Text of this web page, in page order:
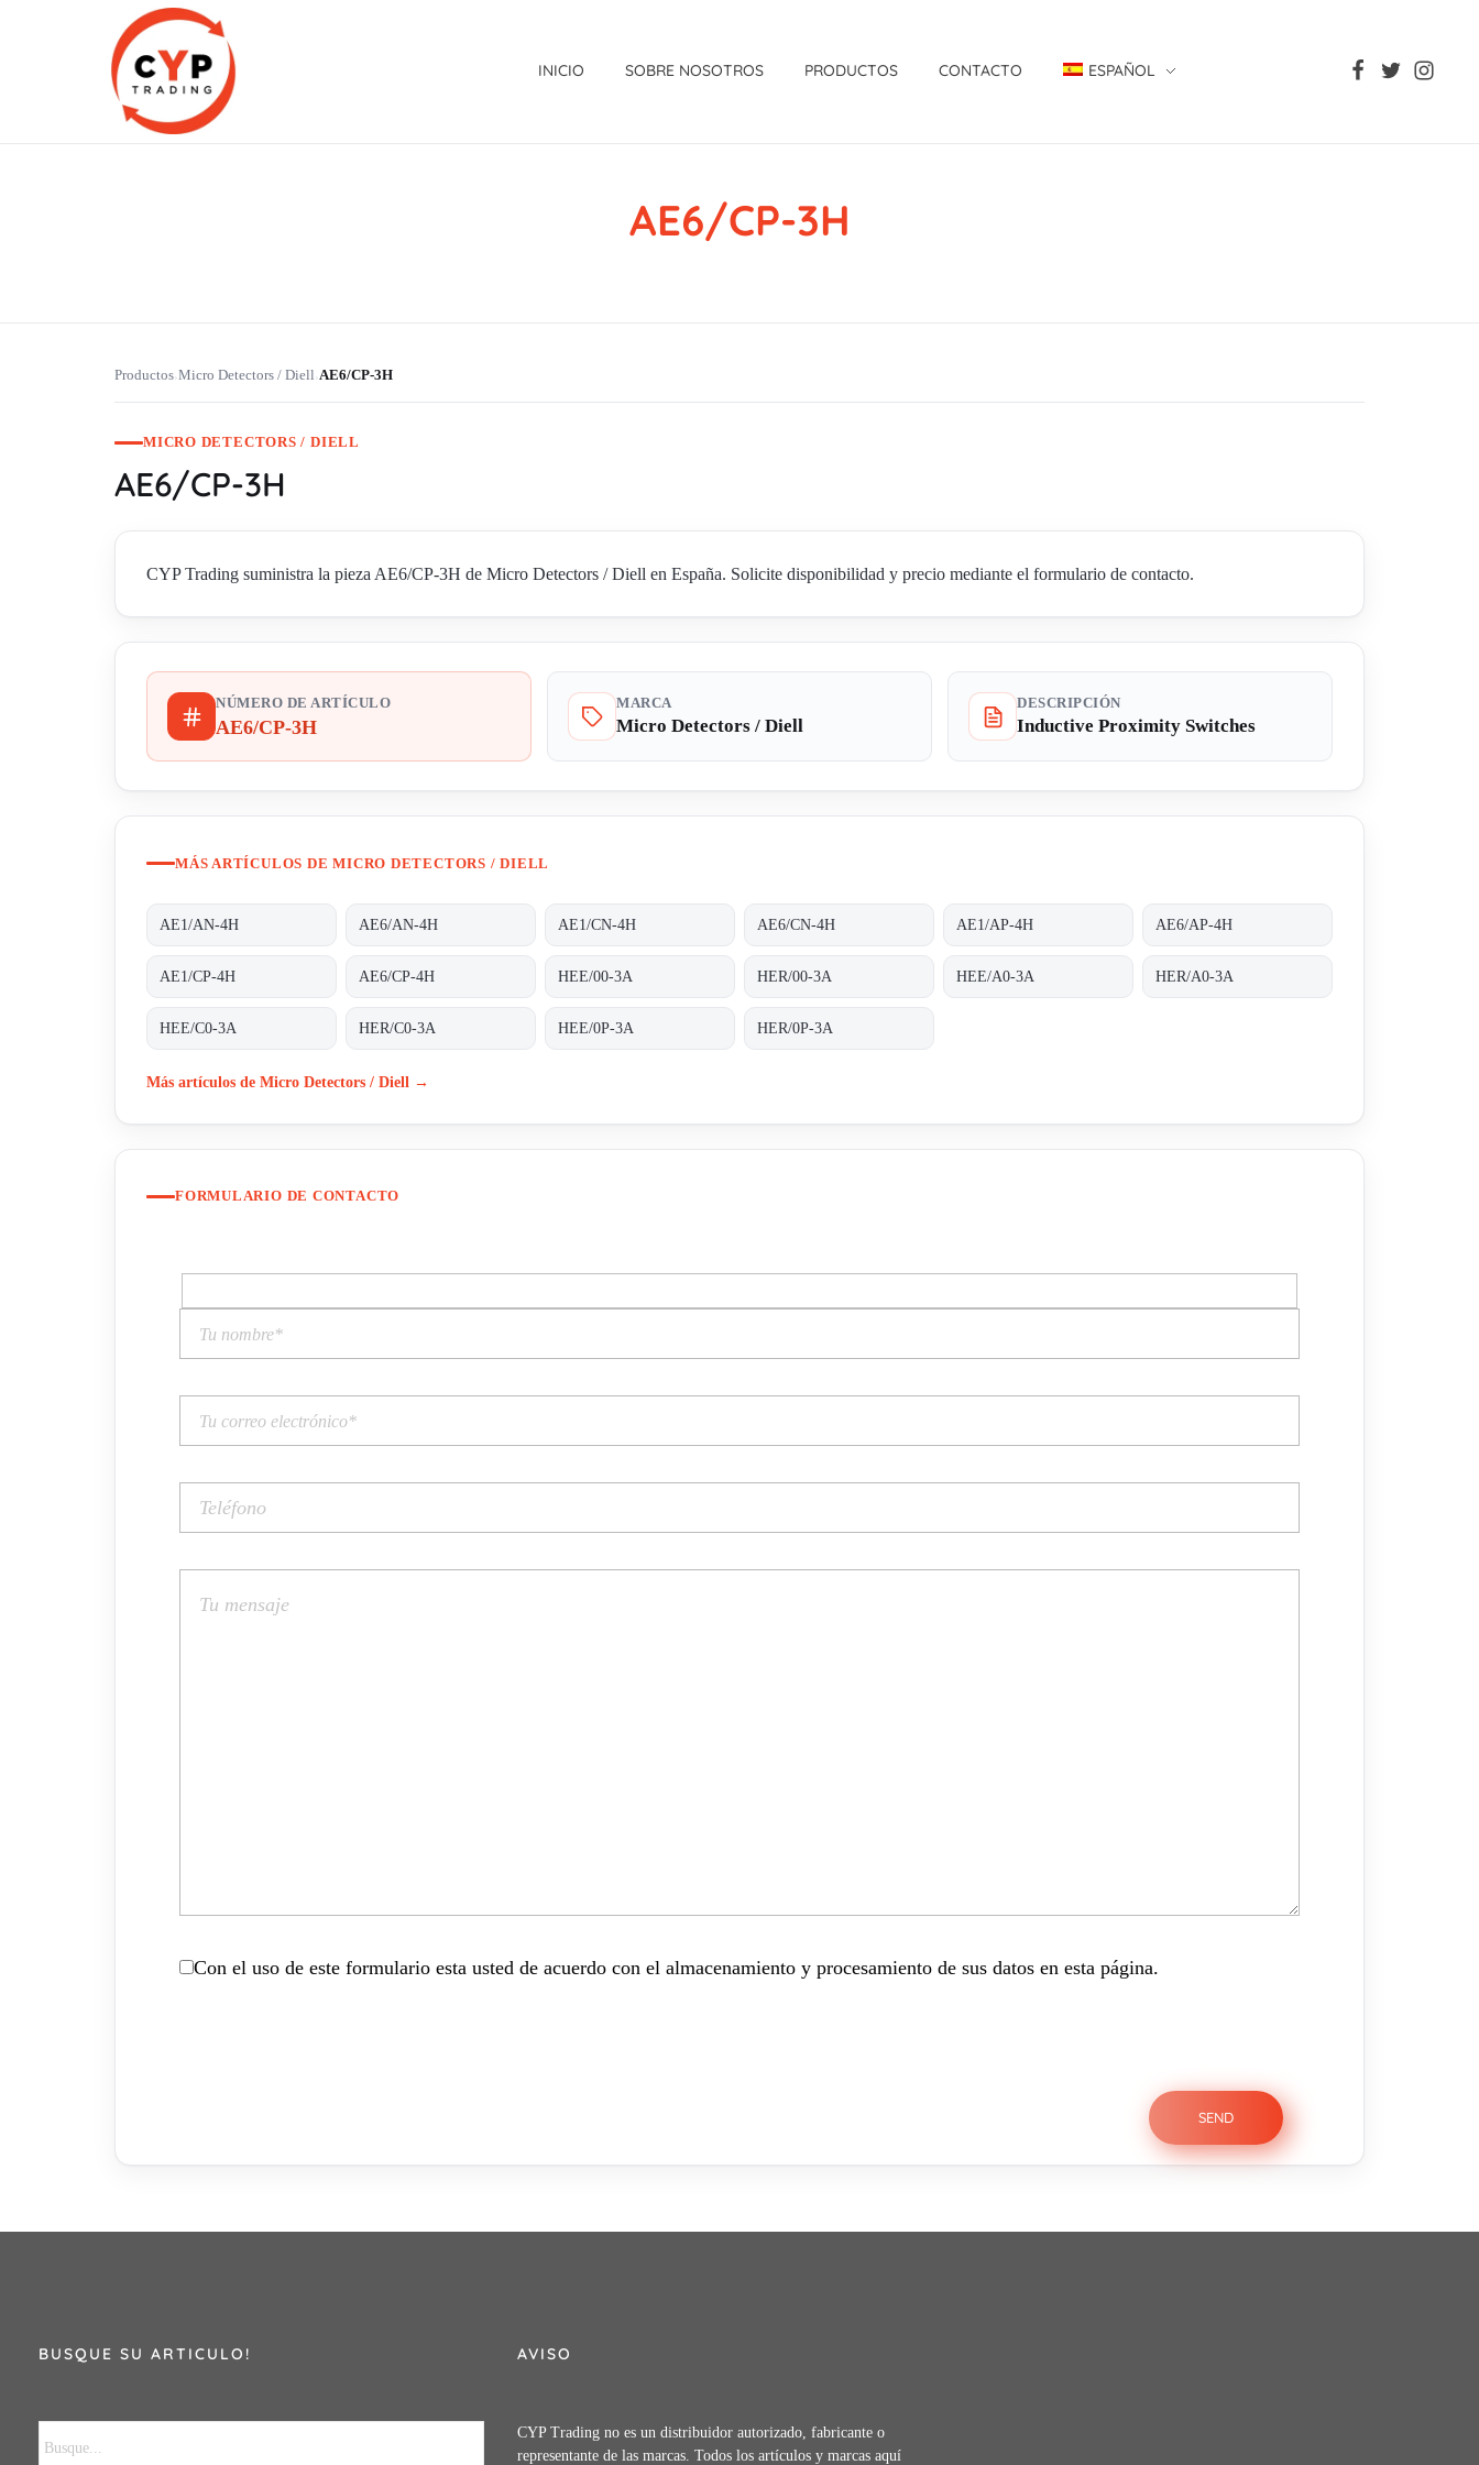
INICIO SOBRE NOSOTROS PRODUCTOS CONTACTO ESPAÑOL
AE6/CP-3H
Productos›Micro Detectors / Diell›AE6/CP-3H
MICRO DETECTORS / DIELL
AE6/CP-3H
CYP Trading suministra la pieza AE6/CP-3H de Micro Detectors / Diell en España. Solicite disponibilidad y precio mediante el formulario de contacto.
NÚMERO DE ARTÍCULO
AE6/CP-3H
MARCA
Micro Detectors / Diell
DESCRIPCIÓN
Inductive Proximity Switches
MÁS ARTÍCULOS DE MICRO DETECTORS / DIELL
AE1/AN-4H AE6/AN-4H AE1/CN-4H AE6/CN-4H AE1/AP-4H AE6/AP-4H
AE1/CP-4H AE6/CP-4H HEE/00-3A HER/00-3A HEE/A0-3A HER/A0-3A
HEE/C0-3A HER/C0-3A HEE/0P-3A HER/0P-3A
Más artículos de Micro Detectors / Diell →
FORMULARIO DE CONTACTO
Con el uso de este formulario esta usted de acuerdo con el almacenamiento y procesamiento de sus datos en esta página.
BUSQUE SU ARTICULO! AVISO
CYP Trading no es un distribuidor autorizado, fabricante o
representante de las marcas. Todos los artículos y marcas aquí